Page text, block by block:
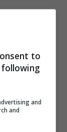
tutta la
to
and
and